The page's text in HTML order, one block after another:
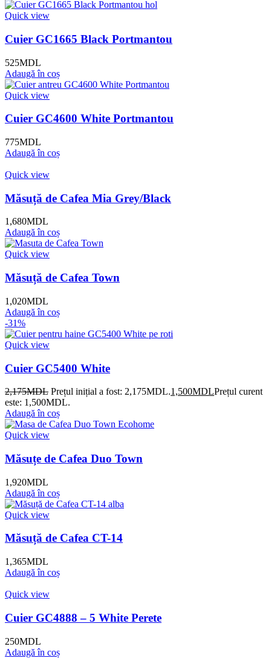
Quick view
Cuier GC1665 Black Portmantou
525MDL
Adaugă în coș
Quick view
Cuier GC4600 White Portmantou
775MDL
Adaugă în coș
Quick view
Măsuță de Cafea Mia Grey/Black
1,680MDL
Adaugă în coș
Quick view
Măsuță de Cafea Town
1,020MDL
Adaugă în coș
-31%
Quick view
Cuier GC5400 White
2,175MDL Prețul inițial a fost: 2,175MDL.1,500MDLPrețul curent
este: 1,500MDL.
Adaugă în coș
Quick view
Măsuțe de Cafea Duo Town
1,920MDL
Adaugă în coș
Quick view
Măsuță de Cafea CT-14
1,365MDL
Adaugă în coș
Quick view
Cuier GC4888 – 5 White Perete
250MDL
Adaugă în coș